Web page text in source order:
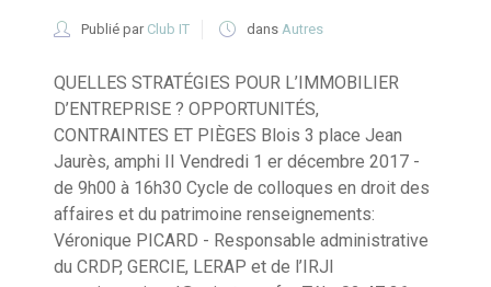
Publié par Club IT dans Autres
QUELLES STRATÉGIES POUR L’IMMOBILIER
D’ENTREPRISE ? OPPORTUNITÉS,
CONTRAINTES ET PIÈGES Blois 3 place Jean
Jaurès, amphi II Vendredi 1 er décembre 2017 -
de 9h00 à 16h30 Cycle de colloques en droit des
affaires et du patrimoine renseignements:
Véronique PICARD - Responsable administrative
du CRDP, GERCIE, LERAP et de l’IRJI